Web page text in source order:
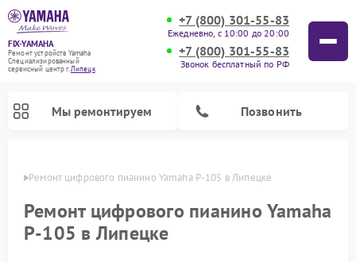
FIX-YAMAHA
Ремонт устройств Yamaha
Специализированный
cервисный центр г.Липецк
+7 (800) 301-55-83
Ежедневно, с 10:00 до 20:00
+7 (800) 301-55-83
Звонок бесплатный по РФ
Мы ремонтируем Позвонить
Ремонт цифрового пианино Yamaha P-105 в Липецке
Ремонт цифрового пианино Yamaha
P-105 в Липецке